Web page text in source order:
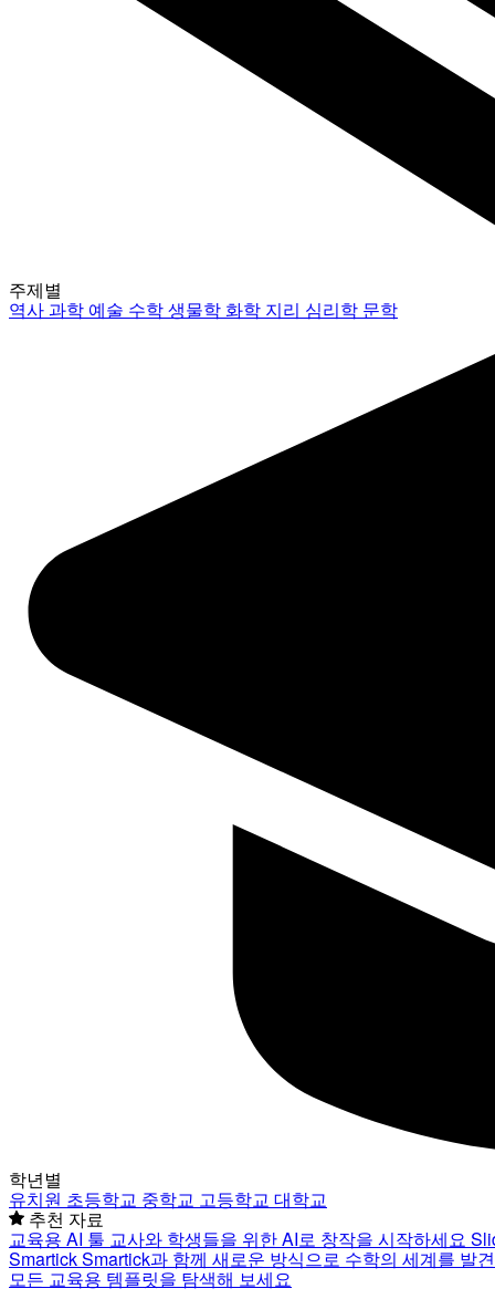
주제별
역사과학 예술 수학생물학 화학 지리 심리학 문학
학년별
유치원 초등학교 중학교 고등학교 대학교
추천 자료
교육용 AI 툴 교사와 학생들을 위한 AI로 창작을 시작하세요
SmartickSmartick과 함께 새로운 방식으로 수학의 세계를 발
모든 교육용 템플릿을 탐색해 보세요